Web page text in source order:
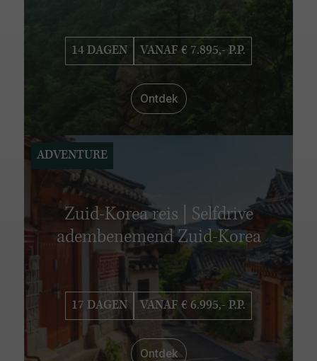
14 DAGEN VANAF € 7.895,- P.P.
Ontdek
Zuid-Korea reis | Selfdrive
adembenemend Zuid-Korea
17 DAGEN VANAF € 6.995,- P.P.
Ontdek
ADVENTURE